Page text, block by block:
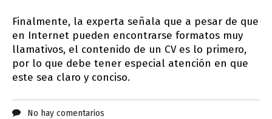
Finalmente, la experta señala que a pesar de que
en Internet pueden encontrarse formatos muy
llamativos, el contenido de un CV es lo primero,
por lo que debe tener especial atención en que
este sea claro y conciso.
No hay comentarios